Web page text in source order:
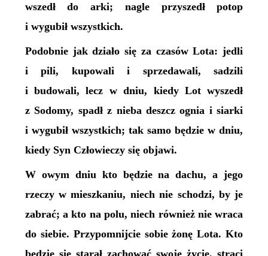
wszedł do arki; nagle przyszedł potop
i wygubił wszystkich.
Podobnie jak działo się za czasów Lota: jedli
i pili, kupowali i sprzedawali, sadzili
i budowali, lecz w dniu, kiedy Lot wyszedł
z Sodomy, spadł z nieba deszcz ognia i siarki
i wygubił wszystkich; tak samo będzie w dniu,
kiedy Syn Człowieczy się objawi.
W owym dniu kto będzie na dachu, a jego
rzeczy w mieszkaniu, niech nie schodzi, by je
zabrać; a kto na polu, niech również nie wraca
do siebie. Przypomnijcie sobie żonę Lota. Kto
będzie się starał zachować swoje życie, straci